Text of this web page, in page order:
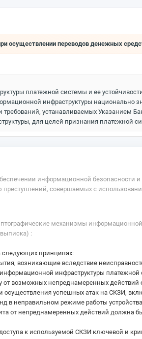
осуществлении переводов денежных
платежной системы и ее
инфраструктуры национально
устанавливаемых Указанием
для целей признания платежной
информационной безопасности и
совершаемых с
механизмы
:
следующих принципах:
возникающие вследствие
инфраструктуры платежной
возможных непреднамеренных действий
успешных атак на СКЗИ,
в неправильном режиме работы
от непреднамеренных действий должна
к используемой СКЗИ ключевой и